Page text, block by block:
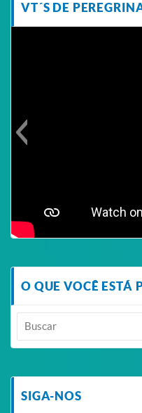
VT´S DE
O QUE VOCÊ ESTÁ
SIGA-NOS